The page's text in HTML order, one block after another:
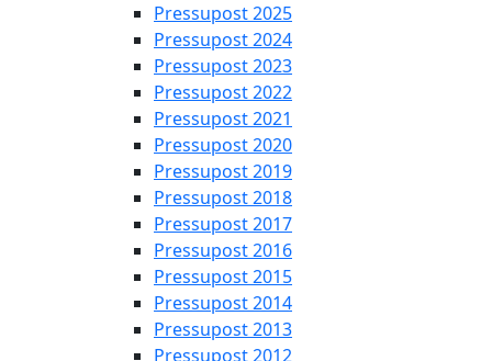
Pressupost 2025
Pressupost 2024
Pressupost 2023
Pressupost 2022
Pressupost 2021
Pressupost 2020
Pressupost 2019
Pressupost 2018
Pressupost 2017
Pressupost 2016
Pressupost 2015
Pressupost 2014
Pressupost 2013
Pressupost 2012